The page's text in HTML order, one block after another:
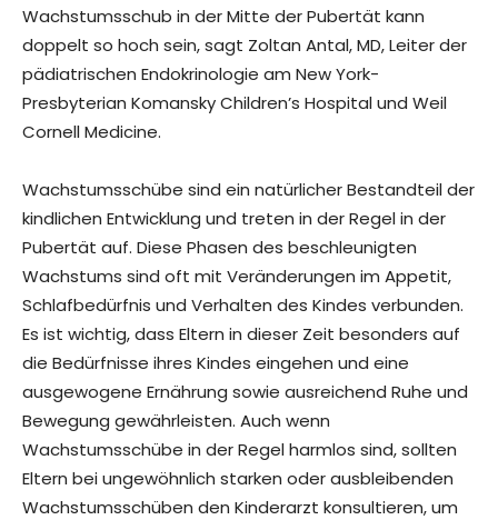
Wachstumsschub in der Mitte der Pubertät kann
doppelt so hoch sein, sagt Zoltan Antal, MD, Leiter der
pädiatrischen Endokrinologie am New York-
Presbyterian Komansky Children’s Hospital und Weil
Cornell Medicine.
Wachstumsschübe sind ein natürlicher Bestandteil der
kindlichen Entwicklung und treten in der Regel in der
Pubertät auf. Diese Phasen des beschleunigten
Wachstums sind oft mit Veränderungen im Appetit,
Schlafbedürfnis und Verhalten des Kindes verbunden.
Es ist wichtig, dass Eltern in dieser Zeit besonders auf
die Bedürfnisse ihres Kindes eingehen und eine
ausgewogene Ernährung sowie ausreichend Ruhe und
Bewegung gewährleisten. Auch wenn
Wachstumsschübe in der Regel harmlos sind, sollten
Eltern bei ungewöhnlich starken oder ausbleibenden
Wachstumsschüben den Kinderarzt konsultieren, um